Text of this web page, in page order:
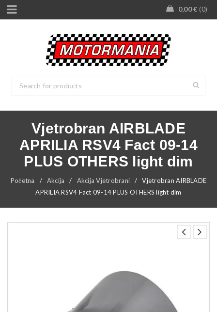
0,00€ 0
Vjetrobran AIRBLADE
APRILIA RSV4 Fact 09-14
PLUS OTHERS light dim
Početna / Akcija / Akcija Vjetrobrani /
Vjetrobran AIRBLADE
APRILIA RSV4 Fact 09-14 PLUS OTHERS light dim